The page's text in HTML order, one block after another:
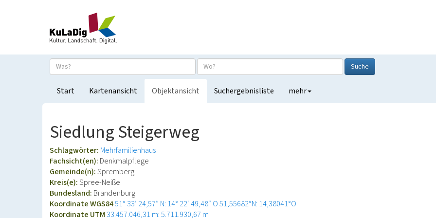
Suche
Start Kartenansicht Objektansicht Suchergebnisliste mehr
Siedlung Steigerweg
Schlagwörter: Mehrfamilienhaus
Fachsicht(en): Denkmalpflege
Gemeinde(n):Spremberg
Kreis(e):Spree-Neiße
Bundesland: Brandenburg
Koordinate WGS8451° 33′ 24,57″ N: 14° 22′ 49,48″ O51,55682°N: 14,38041°O
Koordinate UTM 33.457.046,31 m: 5.711.930,67 m